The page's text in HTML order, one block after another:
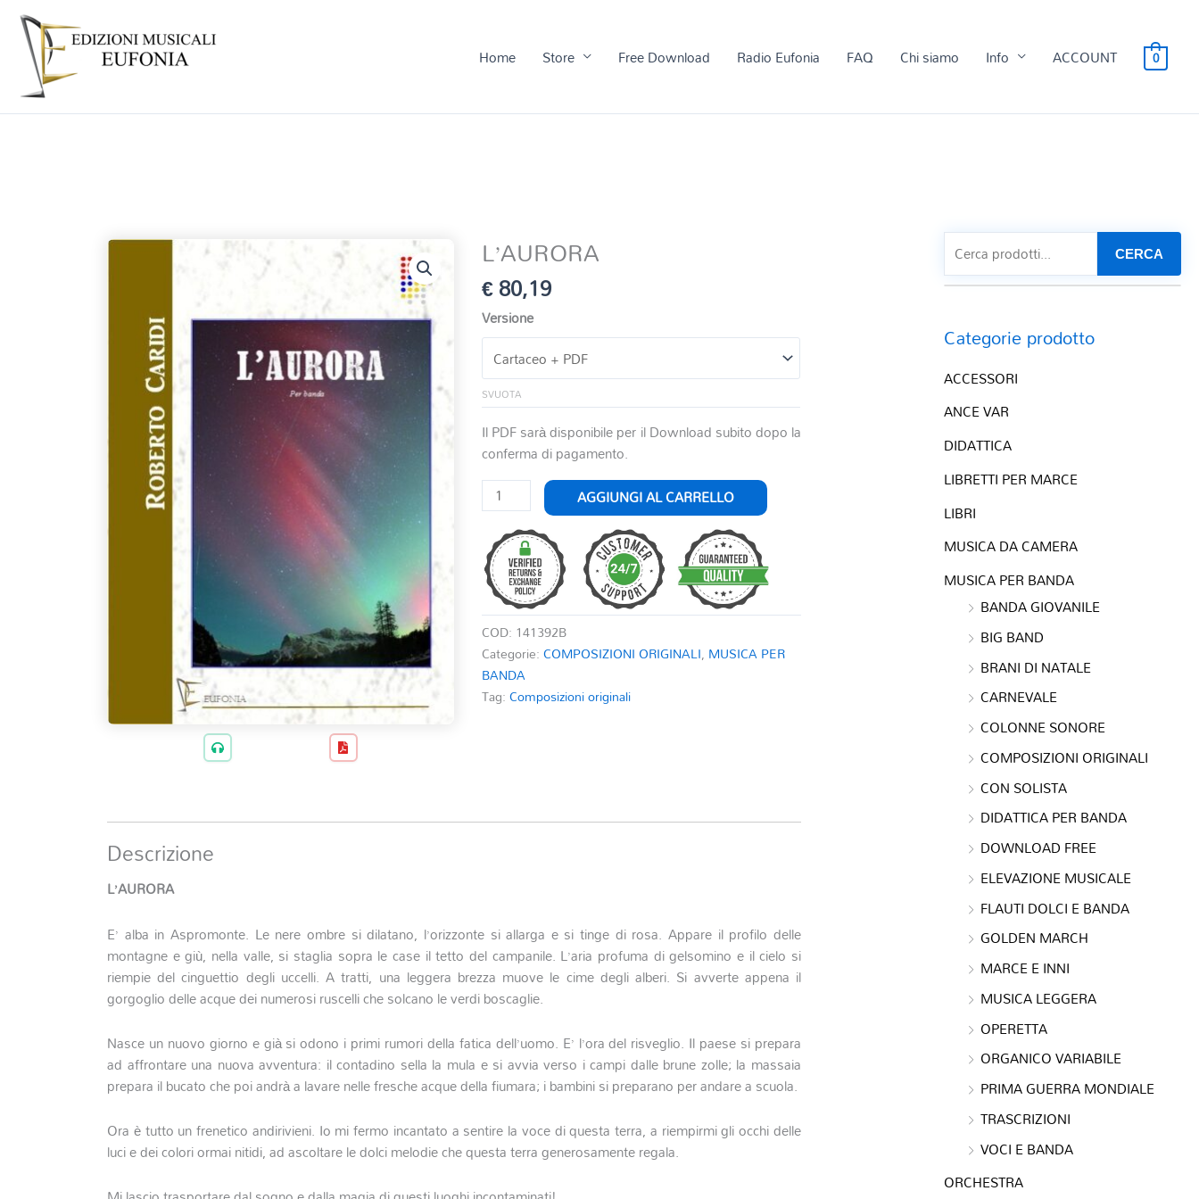
Home Store Free Download Radio Eufonia FAQ Chi siamo Info ACCOUNT 0
L’AURORA
€80,19
Versione
SVUOTA
Il PDF sarà disponibile per il Download subito dopo la
conferma di pagamento.
L'AURORA
quantità
AGGIUNGI AL CARRELLO
COD: 141392B
Categorie:COMPOSIZIONI ORIGINALI, MUSICA PER
BANDA
Tag:Composizioni originali
Descrizione
L’AURORA
E’ alba in Aspromonte. Le nere ombre si dilatano, l’orizzonte si allarga e si tinge di rosa. Appare il profilo delle
montagne e giù, nella valle, si staglia sopra le case il tetto del campanile. L’aria profuma di gelsomino e il cielo si
riempie del cinguettio degli uccelli. A tratti, una leggera brezza muove le cime degli alberi. Si avverte appena il
gorgoglio delle acque dei numerosi ruscelli che solcano le verdi boscaglie.
Nasce un nuovo giorno e già si odono i primi rumori della fatica dell’uomo. E’ l’ora del risveglio. Il paese si prepara
ad affrontare una nuova avventura: il contadino sella la mula e si avvia verso i campi dalle brune zolle; la massaia
prepara il bucato che poi andrà a lavare nelle fresche acque della fiumara; i bambini si preparano per andare a scuola.
Ora è tutto un frenetico andirivieni. Io mi fermo incantato a sentire la voce di questa terra, a riempirmi gli occhi delle
luci e dei colori ormai nitidi, ad ascoltare le dolci melodie che questa terra generosamente regala.
CERCA
Categorie prodotto
ACCESSORI
ANCE VAR
DIDATTICA
LIBRETTI PER MARCE
LIBRI
MUSICA DA CAMERA
MUSICA PER BANDA
BANDA GIOVANILE
BIG BAND
BRANI DI NATALE
CARNEVALE
COLONNE SONORE
COMPOSIZIONI ORIGINALI
CON SOLISTA
DIDATTICA PER BANDA
DOWNLOAD FREE
ELEVAZIONE MUSICALE
FLAUTI DOLCI E BANDA
GOLDEN MARCH
MARCE E INNI
MUSICA LEGGERA
OPERETTA
ORGANICO VARIABILE
PRIMA GUERRA MONDIALE
TRASCRIZIONI
VOCI E BANDA
ORCHESTRA